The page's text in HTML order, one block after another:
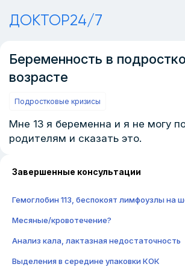
ДОКТОР24/7
Беременность в
возрасте
Подростковые кризисы
Мне 13 я беременна и я не могу
родителям и сказать это.
Завершенные консультации
Гемоглобин 113, беспокоят лимфоузлы на
Месяные/кровотечение?
Анализ кала, лактазная недостаточность
Выделения в середине упаковки КОК